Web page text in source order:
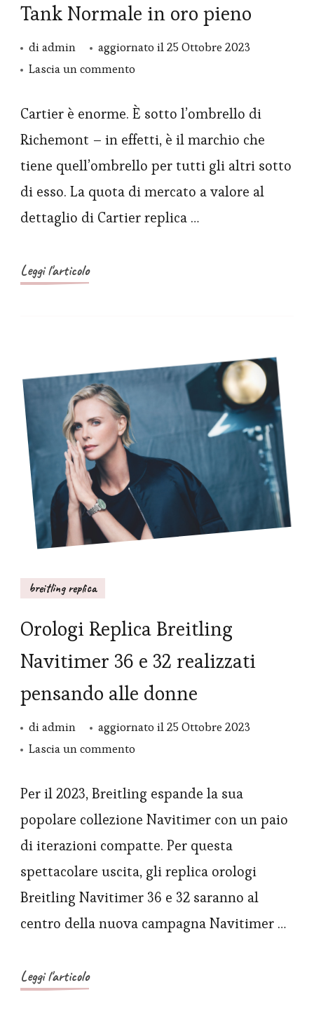
Tank Normale in oro pieno
diadmin aggiornato il25 Ottobre 2023
Lascia un commento
orologi
Cartier
Privé
Tank
Normale
in
Cartier è enorme. È sotto l’ombrello di
Richemont – in effetti, è il marchio che
tiene quell’ombrello per tutti gli altri sotto
di esso. La quota di mercato a valore al
dettaglio di Cartier replica …
Leggi l'articolo
breitling replica
Orologi Replica Breitling
Navitimer 36 e 32 realizzati
pensando alle donne
diadmin aggiornato il25 Ottobre 2023
Lascia un commento
Replica
Breitling
e
32
realizzati
Per il 2023, Breitling espande la sua
popolare collezione Navitimer con un paio
di iterazioni compatte. Per questa
spettacolare uscita, gli replica orologi
Breitling Navitimer 36 e 32 saranno al
centro della nuova campagna Navitimer …
Leggi l'articolo